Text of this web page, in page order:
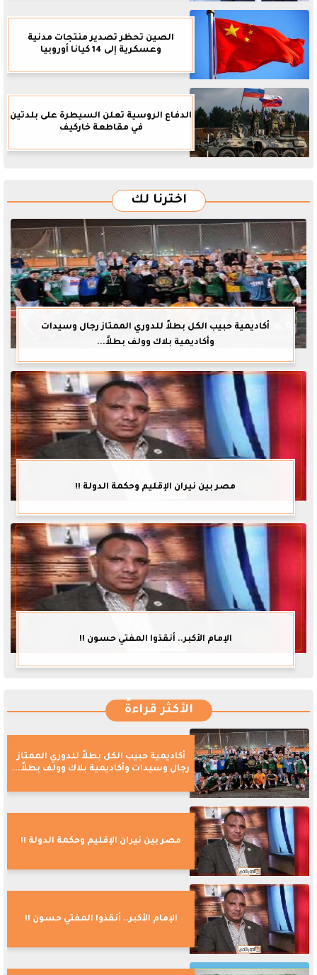
الصين تحظر تصدير منتجات مدنية
وعسكرية إلى 14 كيانا أوروبيا
الدفاع الروسية تعلن السيطرة على بلدتين
في مقاطعة خاركيف
اخترنا لك
أكاديمية حبيب الكل بطلاً للدوري الممتاز رجال وسيدات
وأكاديمية بلاك وولف بطلاً...
مصر بين نيران الإقليم وحكمة الدولة !!
الإمام الأكبر.. أنقذوا المفتي حسون !!
الأكثر قراءةً
أكاديمية حبيب الكل بطلاً للدوري الممتاز
رجال وسيدات وأكاديمية بلاك وولف بطلاً...
مصر بين نيران الإقليم وحكمة الدولة !!
الإمام الأكبر.. أنقذوا المفتي حسون !!